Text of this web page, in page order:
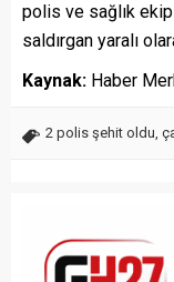
polis ve sağlık
saldırgan yaralı
Kaynak: Haber
2 polis şehit oldu,